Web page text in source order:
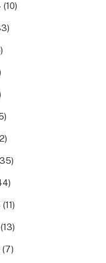
(10)
(11)
(13)
(7)